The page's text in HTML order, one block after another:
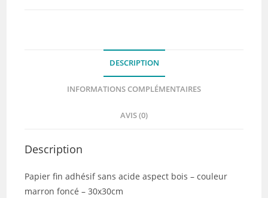
DESCRIPTION
INFORMATIONS COMPLÉMENTAIRES
AVIS (0)
Description
Papier fin adhésif sans acide aspect bois – couleur
marron foncé – 30x30cm